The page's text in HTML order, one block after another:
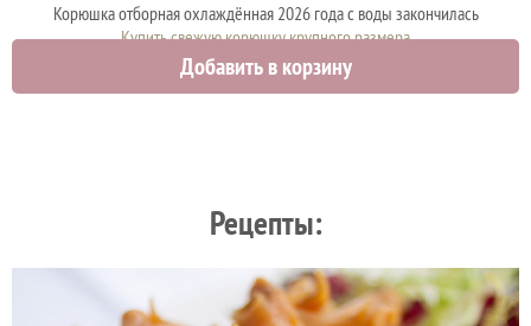
Корюшка отборная охлаждённая 2026 года с воды закончилась
Купить свежую корюшку крупного размера
1600 руб.
Добавить в корзину
Рецепты: